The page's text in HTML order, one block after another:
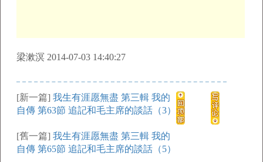
梁漱溟 2014-07-03 14:40:27
[新一篇] 我生有涯愿無盡 第三輯 我的
自傳 第63節 追記和毛主席的談話（3）
[舊一篇] 我生有涯愿無盡 第三輯 我的
自傳 第65節 追記和毛主席的談話（5）